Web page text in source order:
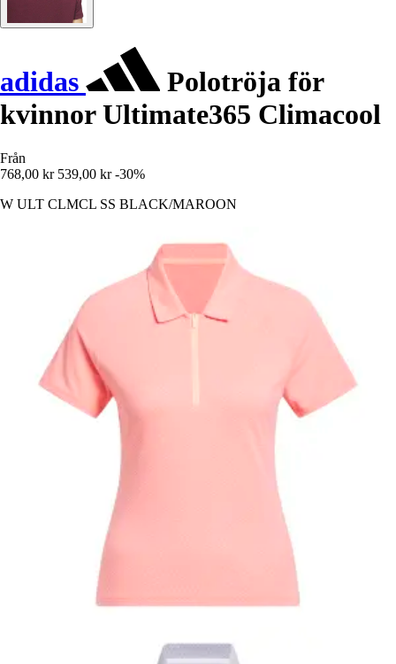
adidas
Polotröja för
kvinnor Ultimate365 Climacool
Från
768,00 kr 539,00 kr -30%
W ULT CLMCL SS BLACK/MAROON